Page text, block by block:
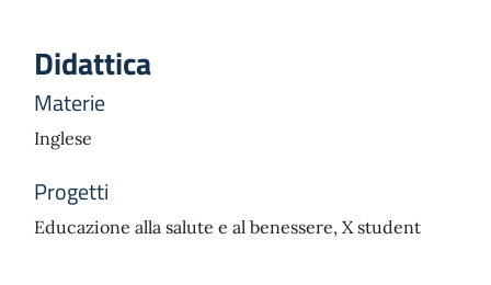
Didattica
Materie
Inglese
Progetti
Educazione alla salute e al benessere, X student